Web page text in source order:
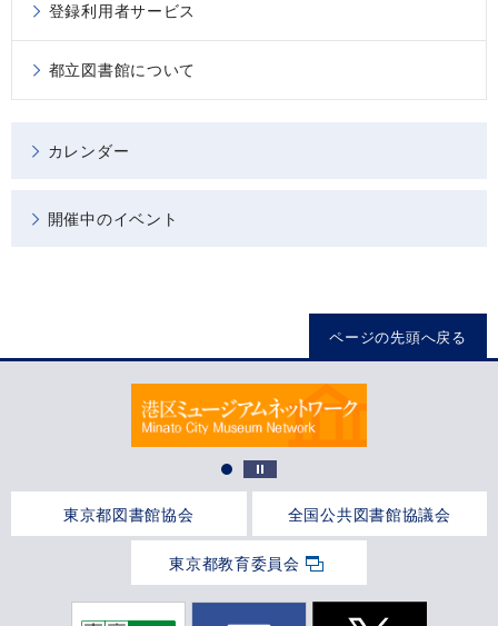
登録利用者サービス
都立図書館について
カレンダー
開催中のイベント
ページの先頭へ戻る
東京都図書館協会 全国公共図書館協議会
東京都教育委員会